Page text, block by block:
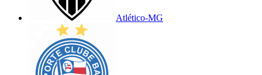
Atlético-MG